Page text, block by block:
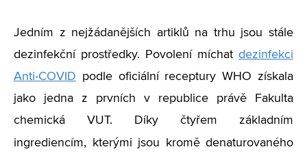
Jedním z nejžádanějších artiklů na trhu jsou stále
dezinfekční prostředky. Povolení míchat dezinfekci
Anti-COVID podle oficiální receptury WHO získala
jako jedna z prvních v republice právě Fakulta
chemická VUT. Díky čtyřem základním
ingrediencím, kterými jsou kromě denaturovaného